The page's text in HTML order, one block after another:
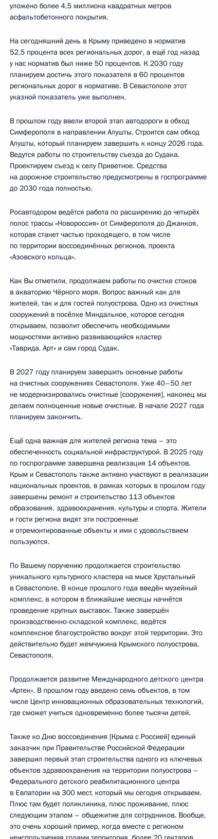
уложено более 4,5 миллиона квадратных метров
асфальтобетонного покрытия.
На сегодняшний день в Крыму приведено в норматив
52,5 процента всех региональных дорог, а ещё год назад
у нас норматив был ниже 50 процентов. К 2030 году
планируем достичь этого показателя в 60 процентов
региональных дорог в нормативе. В Севастополе этот
указной показатель уже выполнен.
В прошлом году ввели второй этап автодороги в обход
Симферополя в направлении Алушты. Строится сам обход
Алушты, который планируем завершить к концу 2026 года.
Ведутся работы по строительству съезда до Судака.
Проектируем съезд к селу Приветное. Средства
на дорожное строительство предусмотрены в госпрограмме
до 2030 года полностью.
Росавтодором ведётся работа по расширению до четырёх
полос трассы «Новороссия» от Симферополя до Джанкоя,
которая станет частью проходящего, в том числе
по территории воссоединённых регионов, проекта
«Азовского кольца».
Как Вы отметили, продолжаем работы по очистке стоков
в акваторию Чёрного моря. Вопрос важный как для
жителей, так и для гостей полуострова. Одно из очистных
сооружений в посёлке Миндальное, которое сегодня
открываем, позволит обеспечить необходимыми
мощностями активно развивающийся кластер
«Таврида. Арт» и сам город Судак.
В 2027 году планируем завершить основные работы
на очистных сооружениях Севастополя. Уже 40–50 лет
не модернизировались очистные [сооружения], наконец мы
делаем полноценные новые очистные. В начале 2027 года
планируем закончить.
Ещё одна важная для жителей региона тема – это
обеспеченность социальной инфраструктурой. В 2025 году
по госпрограмме завершена реализация 14 объектов.
Крым и Севастополь также активно участвуют в реализации
национальных проектов, в рамках которых в прошлом году
завершены ремонт и строительство 113 объектов
образования, здравоохранения, культуры и спорта. Жители
и гости региона видят эти построенные
и отремонтированные объекты и ими с удовольствием
пользуются.
По Вашему поручению продолжается строительство
уникального культурного кластера на мысе Хрустальный
в Севастополе. В конце прошлого года введён музейный
комплекс, в котором в ближайшие месяцы начнётся
проведение крупных выставок. Также завершён
производственно-складской комплекс, ведётся
комплексное благоустройство вокруг этой территории. Это
действительно будет жемчужина Крымского полуострова,
Севастополя.
Продолжается развитие Международного детского центра
«Артек». В прошлом году введено семь объектов, в том
числе Центр инновационных образовательных технологий,
где сможет учиться одновременно более тысячи детей.
Также ко Дню воссоединения [Крыма с Россией] единый
заказчик при Правительстве Российской Федерации
завершил первый этап строительства одного из ключевых
объектов здравоохранения на территории полуострова –
Федерального детского реабилитационного центра
в Евпатории на 300 мест, который мы сегодня открываем.
Плюс там будет поликлиника, плюс проживание, плюс
следующим этапом – общежитие для сотрудников. Вообще,
это очень хороший пример, когда вместе с регионом